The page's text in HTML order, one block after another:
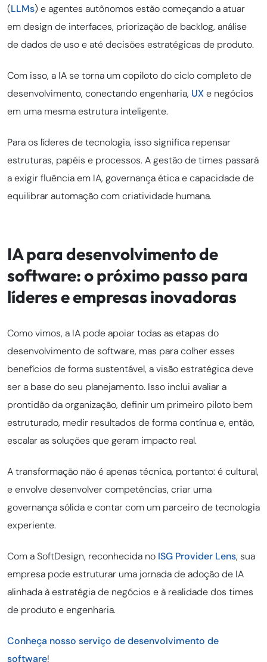
(LLMs) e agentes autônomos estão começando a atuar
em design de interfaces, priorização de backlog, análise
de dados de uso e até decisões estratégicas de produto.
Com isso, a IA se torna um copiloto do ciclo completo de
desenvolvimento, conectando engenharia, UXe negócios
em uma mesma estrutura inteligente.
Para os líderes de tecnologia, isso significa repensar
estruturas, papéis e processos. A gestão de times passará
a exigir fluência em IA, governança ética e capacidade de
equilibrar automação com criatividade humana.
IA para desenvolvimento de
software: o próximo passo para
líderes e empresas inovadoras
Como vimos, a IA pode apoiar todas as etapas do
desenvolvimento de software, mas para colher esses
benefícios de forma sustentável, a visão estratégica deve
ser a base do seu planejamento. Isso inclui avaliar a
prontidão da organização, definir um primeiro piloto bem
estruturado, medir resultados de forma contínua e, então,
escalar as soluções que geram impacto real.
A transformação não é apenas técnica, portanto: é cultural,
e envolve desenvolver competências, criar uma
governança sólida e contar com um parceiro de tecnologia
experiente.
Com a SoftDesign, reconhecida no ISG Provider Lens, sua
empresa pode estruturar uma jornada de adoção de IA
alinhada à estratégia de negócios e à realidade dos times
de produto e engenharia.
Conheça nosso serviço de desenvolvimento de
software!